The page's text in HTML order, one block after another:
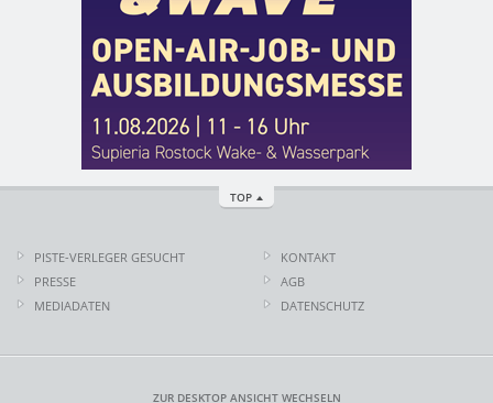
TOP
PISTE-VERLEGER GESUCHT
PRESSE
MEDIADATEN
KONTAKT
AGB
DATENSCHUTZ
ZUR DESKTOP ANSICHT WECHSELN